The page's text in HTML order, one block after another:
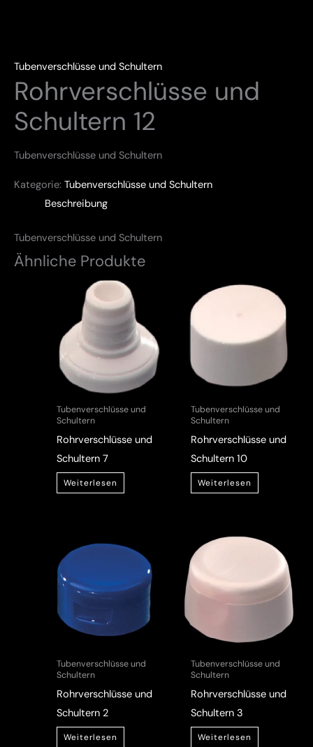
Tubenverschlüsse und Schultern
Rohrverschlüsse und
Schultern 12
Tubenverschlüsse und Schultern
Kategorie: Tubenverschlüsse und Schultern
Beschreibung
Tubenverschlüsse und Schultern
Ähnliche Produkte
Tubenverschlüsse und
Schultern
Rohrverschlüsse und
Schultern 7
Weiterlesen
Tubenverschlüsse und
Schultern
Rohrverschlüsse und
Schultern 10
Weiterlesen
Tubenverschlüsse und
Schultern
Rohrverschlüsse und
Schultern 2
Weiterlesen
Tubenverschlüsse und
Schultern
Rohrverschlüsse und
Schultern 3
Weiterlesen